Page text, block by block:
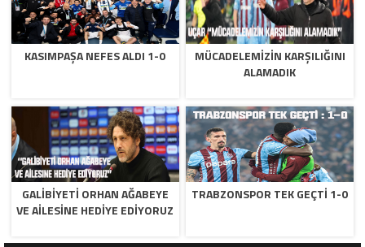
KASIMPAŞA NEFES ALDI 1-0
MÜCADELEMIZIN KARŞILIĞINI
ALAMADIK
GALIBIYETI ORHAN AĞABEYE
VE AILESINE HEDIYE EDIYORUZ
TRABZONSPOR TEK GEÇTI 1-0